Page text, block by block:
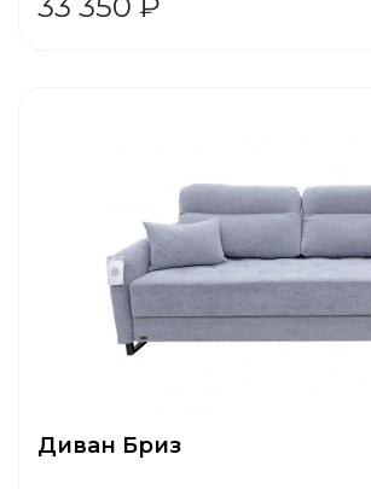
Диван Бриз